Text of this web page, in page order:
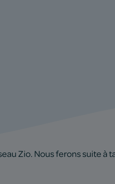
Zio. Nous ferons suite à